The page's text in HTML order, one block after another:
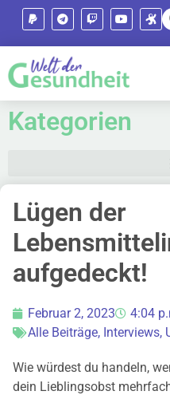
Kategorien
Lügen der
aufgedeckt!
Februar 2, 2023
4:04
Alle Beiträge, Interviews,
Wie würdest du handeln,
dein Lieblingsobst